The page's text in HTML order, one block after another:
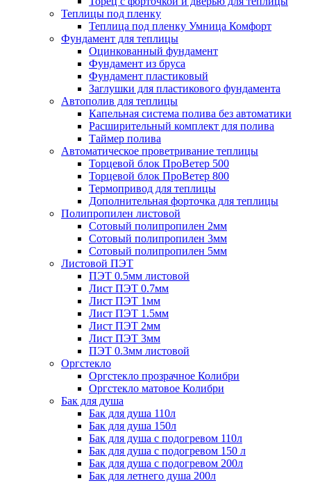
Теплицы под пленку
Теплица под пленку Умница Комфорт
Фундамент для теплицы
Оцинкованный фундамент
Фундамент из бруса
Фундамент пластиковый
Заглушки для пластикового фундамента
Автополив для теплицы
Капельная система полива без автоматики
Расширительный комплект для полива
Таймер полива
Автоматическое проветривание теплицы
Торцевой блок ПроВетер 500
Торцевой блок ПроВетер 800
Термопривод для теплицы
Дополнительная форточка для теплицы
Полипропилен листовой
Сотовый полипропилен 2мм
Сотовый полипропилен 3мм
Сотовый полипропилен 5мм
Листовой ПЭТ
ПЭТ 0.5мм листовой
Лист ПЭТ 0.7мм
Лист ПЭТ 1мм
Лист ПЭТ 1.5мм
Лист ПЭТ 2мм
Лист ПЭТ 3мм
ПЭТ 0.3мм листовой
Оргстекло
Оргстекло прозрачное Колибри
Оргстекло матовое Колибри
Бак для душа
Бак для душа 110л
Бак для душа 150л
Бак для душа с подогревом 110л
Бак для душа с подогревом 150 л
Бак для душа с подогревом 200л
Бак для летнего душа 200л